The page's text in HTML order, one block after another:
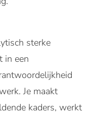
sterke
in een
Je maakt
kaders, werkt